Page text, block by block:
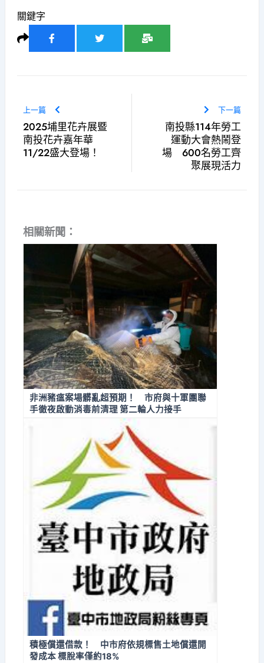
關鍵字
上一篇
2025埔里花卉展暨
南投花卉嘉年華
11/22盛大登場！
下一篇
南投縣114年勞工
運動大會熱鬧登
場 600名勞工齊
聚展現活力
相關新聞：
非洲豬瘟案場髒亂超預期！ 市府與十軍團聯
手徹夜啟動消毒前清理 第二輪人力接手
積極償還借款！ 中市府依規標售土地償還開
發成本 標脫率僅約18%